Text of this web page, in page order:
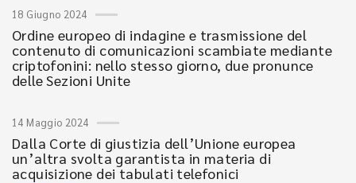
18 Giugno 2024
Ordine europeo di indagine e trasmissione del
contenuto di comunicazioni scambiate mediante
criptofonini: nello stesso giorno, due pronunce
delle Sezioni Unite
14 Maggio 2024
Dalla Corte di giustizia dell’Unione europea
un’altra svolta garantista in materia di
acquisizione dei tabulati telefonici